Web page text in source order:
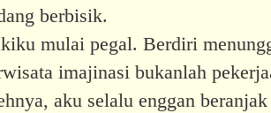
berbisik.
mulai pegal. Berdiri
imajinasi bukanlah
aku selalu enggan